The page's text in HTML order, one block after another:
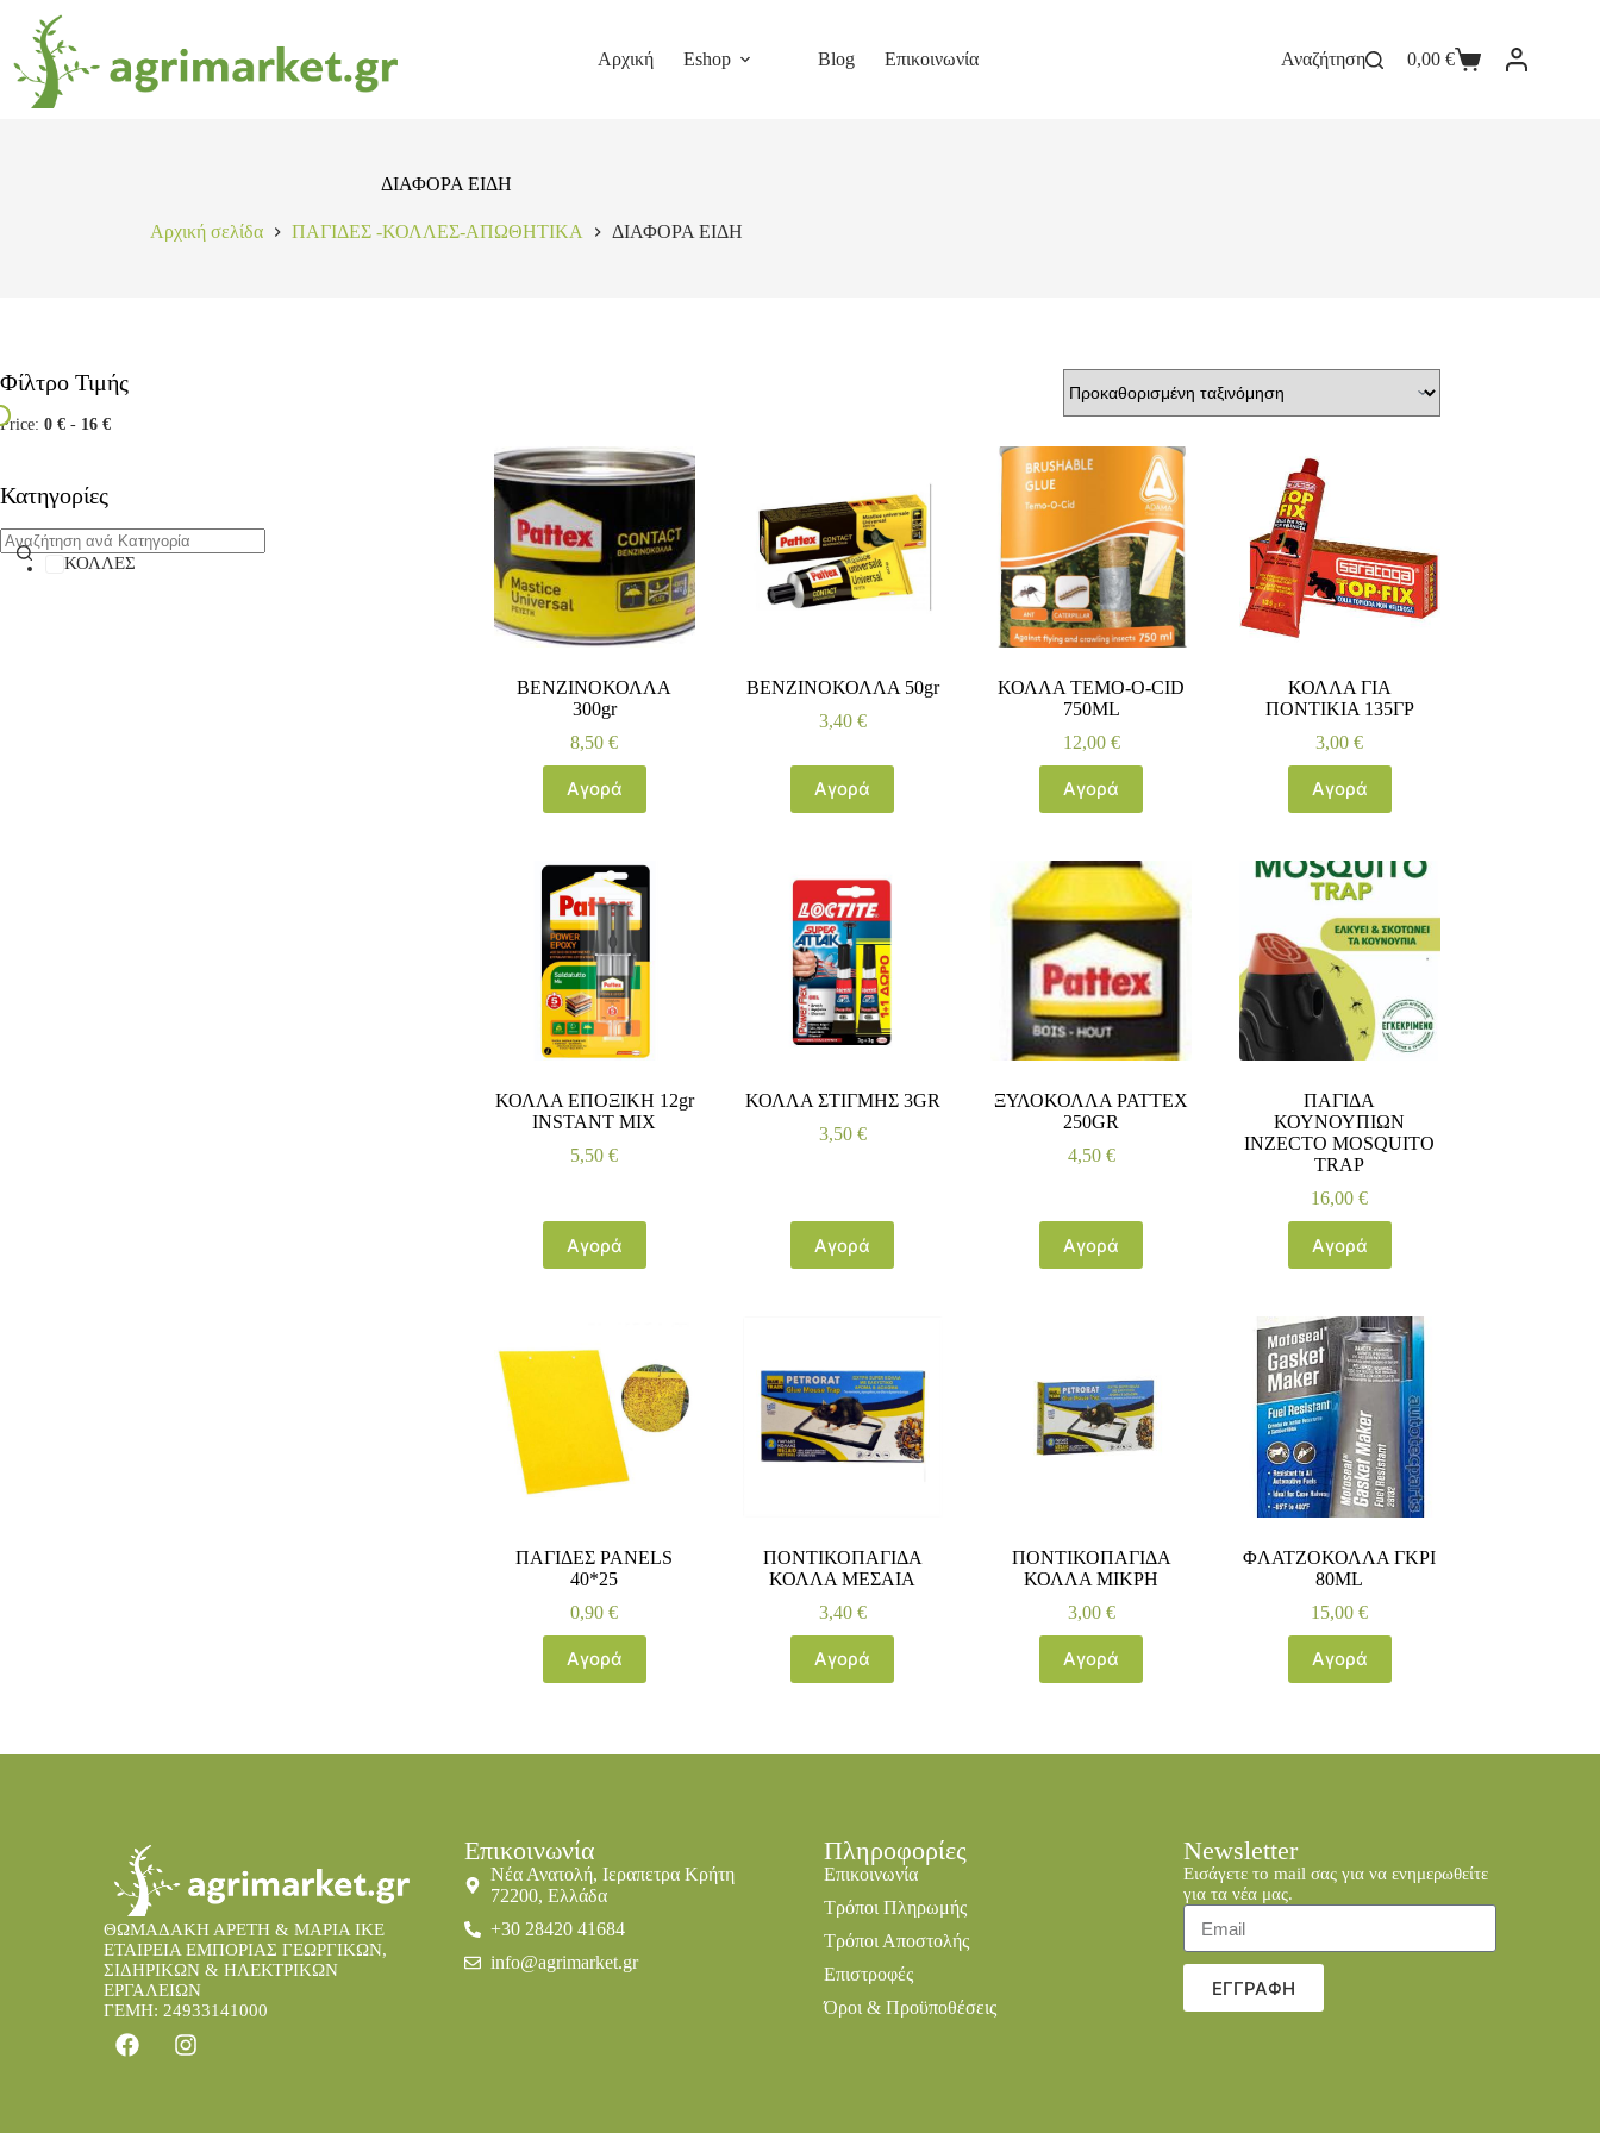
Αρχική Eshop Blog Επικοινωνία Αναζήτηση 0,00 €
ΔΙΑΦΟΡΑ ΕΙΔΗ
Αρχική σελίδα ΠΑΓΙΔΕΣ -ΚΟΛΛΕΣ-ΑΠΩΘΗΤΙΚΑ ΔΙΑΦΟΡΑ ΕΙΔΗ
ΒΕΝΖΙΝΟΚΟΛΛΑ
300gr
8,50€
Αγορά
ΒΕΝΖΙΝΟΚΟΛΛΑ 50gr
3,40 €
Αγορά
ΚΟΛΛΑ TEMO-O-CID
750ML
12,00 €
Αγορά
ΚΟΛΛΑ ΓΙΑ
ΠΟΝΤΙΚΙΑ 135ΓΡ
3,00€
Αγορά
ΚΟΛΛΑ ΕΠΟΞΙΚΗ 12gr
INSTANT MIX
5,50€
Αγορά
ΚΟΛΛΑ ΣΤΙΓΜΗΣ 3GR
3,50 €
Αγορά
ΞΥΛΟΚΟΛΛΑ PATTEX
250GR
4,50 €
Αγορά
ΠΑΓΙΔΑ
ΚΟΥΝΟΥΠΙΩΝ
INZECTO MOSQUITO
TRAP
16,00€
Αγορά
ΠΑΓΙΔΕΣ PANELS
40*25
0,90€
Αγορά
ΠΟΝΤΙΚΟΠΑΓΙΔΑ
ΚΟΛΛΑ ΜΕΣΑΙΑ
3,40 €
Αγορά
ΠΟΝΤΙΚΟΠΑΓΙΔΑ
ΚΟΛΛΑ ΜΙΚΡΗ
3,00 €
Αγορά
ΦΛΑΤΖΟΚΟΛΛΑ ΓΚΡΙ
80ML
15,00€
Αγορά
Φίλτρο Τιμής
Price: 0 € - 16 €
Κατηγορίες
ΚΟΛΛΕΣ
ΘΩΜΑΔΑΚΗ ΑΡΕΤΗ & ΜΑΡΙΑ IKE
ΕΤΑΙΡΕΙΑ ΕΜΠΟΡΙΑΣ ΓΕΩΡΓΙΚΩΝ,
ΣΙΔΗΡΙΚΩΝ & ΗΛΕΚΤΡΙΚΩΝ
ΕΡΓΑΛΕΙΩΝ
ΓΕΜΗ: 24933141000
Επικοινωνία
Νέα Ανατολή, Ιεραπετρα Κρήτη
72200, Ελλάδα
+30 28420 41684
info@agrimarket.gr
Πληροφορίες
Επικοινωνία
Τρόποι Πληρωμής
Τρόποι Αποστολής
Επιστροφές
Όροι & Προϋποθέσεις
Newsletter
Εισάγετε το mail σας για να ενημερωθείτε
για τα νέα μας.
ΕΓΓΡΑΦΗ